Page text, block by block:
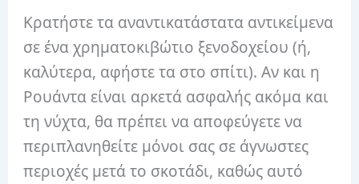
Κρατήστε τα αναντικατάστατα αντικείμενα
σε ένα χρηματοκιβώτιο ξενοδοχείου (ή,
καλύτερα, αφήστε τα στο σπίτι).Αν και η
Ρουάντα είναι αρκετά ασφαλής ακόμα και
τη νύχτα, θα πρέπει να αποφεύγετε να
περιπλανηθείτε μόνοι σας σε άγνωστες
περιοχές μετά το σκοτάδι, καθώς αυτό